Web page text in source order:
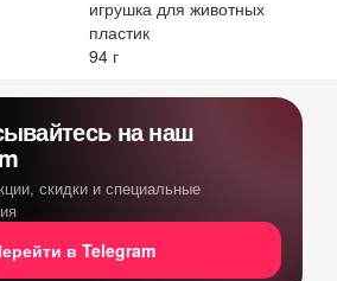
игрушка для животных
пластик
94 г
на наш
скидки и специальные
в Telegram